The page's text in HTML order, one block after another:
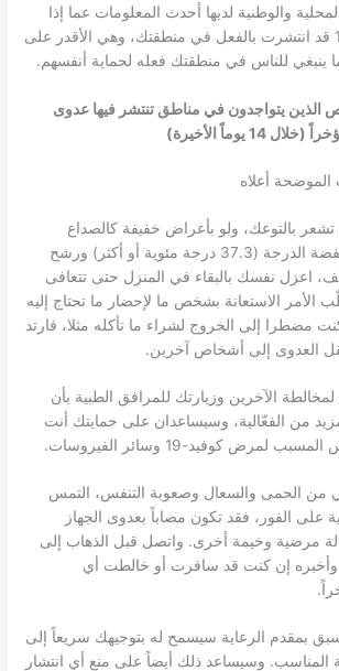
والوطنية لديها أحدث المعلومات عما إذا
كانت عدوى كوفيد-19 قد انتشرت بالفعل في منطقتك، وهي الأقدر على
ينبغي للناس في منطقتك فعله لحماية أنفسهم.
الذين يتواجدون في مناطق تنتشر فيها عدوى
الموضحة أعلاه
بالتوعك، ولو بأعراض خفيفة كالصداع
والحمى المنخفضة الدرجة (37.3 درجة مئوية أو أكثر) ورشح
اعزل نفسك بالبقاء في المنزل حتى تتعافى
الأمر الاستعانة بشخص ما لإحضار ما تحتاج إليه
مضطرا إلى الخروج لشراء ما تأكله مثلا، فارتد
العدوى إلى أشخاص آخرين.
الآخرين وزيارتك للمرافق الطبية بأن
من الفعّالية، وسيساعدان على حمايتك أنت
لمرض كوفيد-19 وسائر الفيروسات.
من الحمى والسعال وصعوبة التنفس، التمس
على الفور، فقد تكون مصاباً بعدوى الجهاز
مرضية وخيمة أخرى. واتصل قبل الذهاب إلى
وأخبره إن كنت قد سافرت أو خالطت أي
بمقدم الرعاية سيسمح له بتوجيهك سريعاً إلى
المناسب. وسيساعد ذلك أيضاً على منع أي انتشار